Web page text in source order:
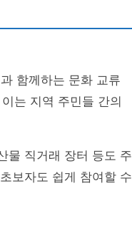
함께하는 문화 교류
는 지역 주민들 간의
물 직거래 장터 등도 주
보자도 쉽게 참여할 수